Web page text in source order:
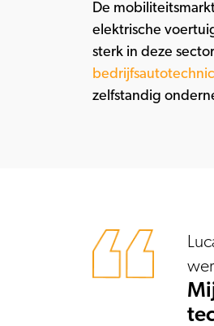
De
elektrische
sterk in deze
zelfstandig